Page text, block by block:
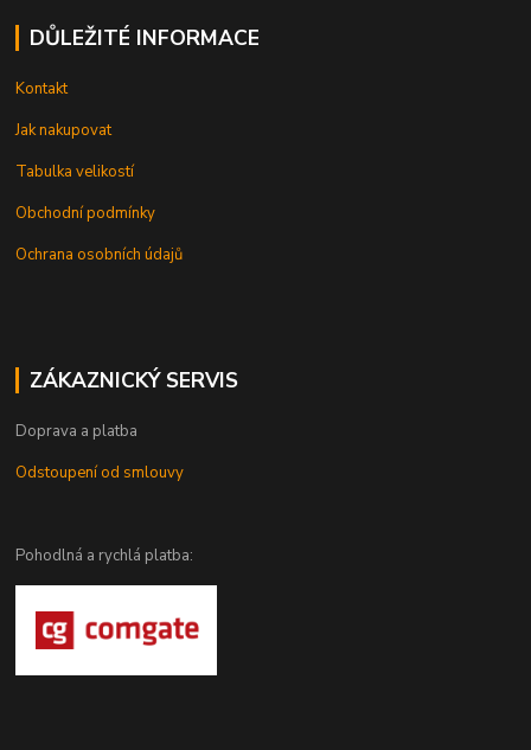
DŮLEŽITÉ INFORMACE
Kontakt
Jak nakupovat
Tabulka velikostí
Obchodní podmínky
Ochrana osobních údajů
ZÁKAZNICKÝ SERVIS
Doprava a platba
Odstoupení od smlouvy
Pohodlná a rychlá platba: